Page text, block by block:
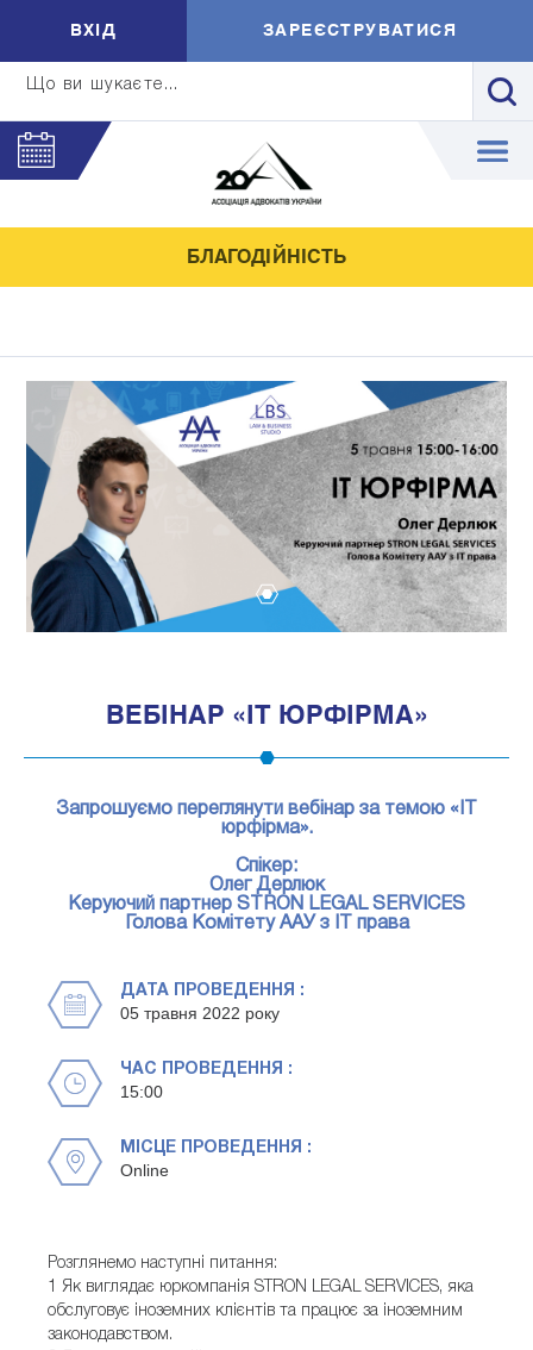
Що ви шукаєте...
ВXIД ЗАРЕЄСТРУВАТИСЯ
БЛАГОДІЙНІСТЬ
ВЕБІНАР «IT ЮРФІРМА»
Запрошуємо переглянути вебінар за темою «IT
юрфірма».
Спікер:
Олег Дерлюк
Керуючий партнер STRON LEGAL SERVICES
Голова Комітету ААУ з IT права
ДАТА ПРОВЕДЕННЯ :
05 травня 2022 року
ЧАС ПРОВЕДЕННЯ :
15:00
МІСЦЕ ПРОВЕДЕННЯ :
Online
Розглянемо наступні питання:
1 Як виглядає юркомпанія STRON LEGAL SERVICES, яка
обслуговує іноземних клієнтів та працює за іноземним
законодавством.